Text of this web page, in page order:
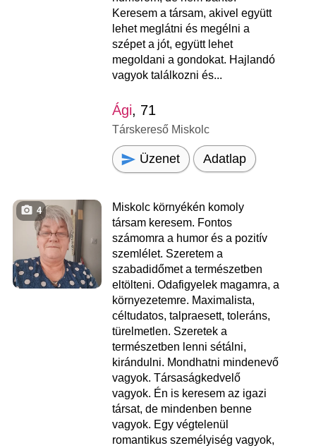
Keresem a társam, akivel együtt
lehet meglátni és megélni a
szépet a jót, együtt lehet
megoldani a gondokat. Hajlandó
vagyok találkozni és...
Ági, 71
Társkereső Miskolc
Üzenet Adatlap
4
Miskolc környékén komoly
társam keresem. Fontos
számomra a humor és a pozitív
szemlélet. Szeretem a
szabadidőmet a természetben
eltölteni. Odafigyelek magamra, a
környezetemre. Maximalista,
céltudatos, talpraesett, toleráns,
türelmetlen. Szeretek a
természetben lenni sétálni,
kirándulni. Mondhatni mindenevő
vagyok. Társaságkedvelő
vagyok. Én is keresem az igazi
társat, de mindenben benne
vagyok. Egy végtelenül
romantikus személyiség vagyok,